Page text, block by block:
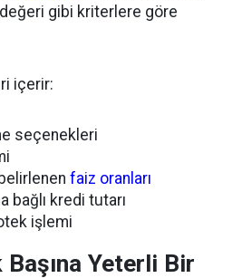
gibi kriterlere göre
içerir:
seçenekleri
faiz oranları
bağlı kredi tutarı
işlemi
Başına Yeterli Bir